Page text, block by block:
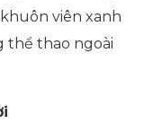
viên xanh
thể thao ngoài